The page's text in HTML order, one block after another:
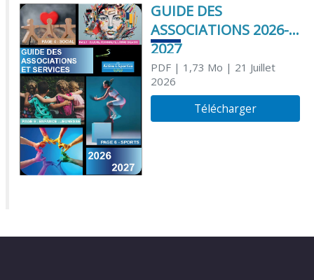
GUIDE DES
ASSOCIATIONS 2026-
2027
PDF| 1,73 Mo | 21 Juillet
2026
Télécharger